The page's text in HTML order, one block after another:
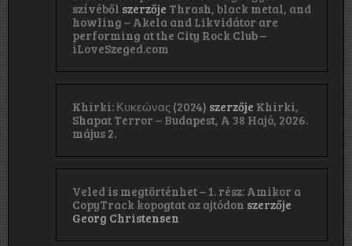
szívéből szerzője Thrash, black metal, and
howling – Akela and Likvidátor are
performing at the City Rock Club –
iLoveSzeged.com
Khirki: Κ​υ​κ​ε​ώ​ν​α​ς (2024) szerzője Khirki,
Shapat Terror – Budapest, A 38 Hajó, 2026.
május 2.
Veled is megtörténhet – 1. rész: Amikor a
CopyTrack kopogtat az ajtódon szerzője
Georg Christensen